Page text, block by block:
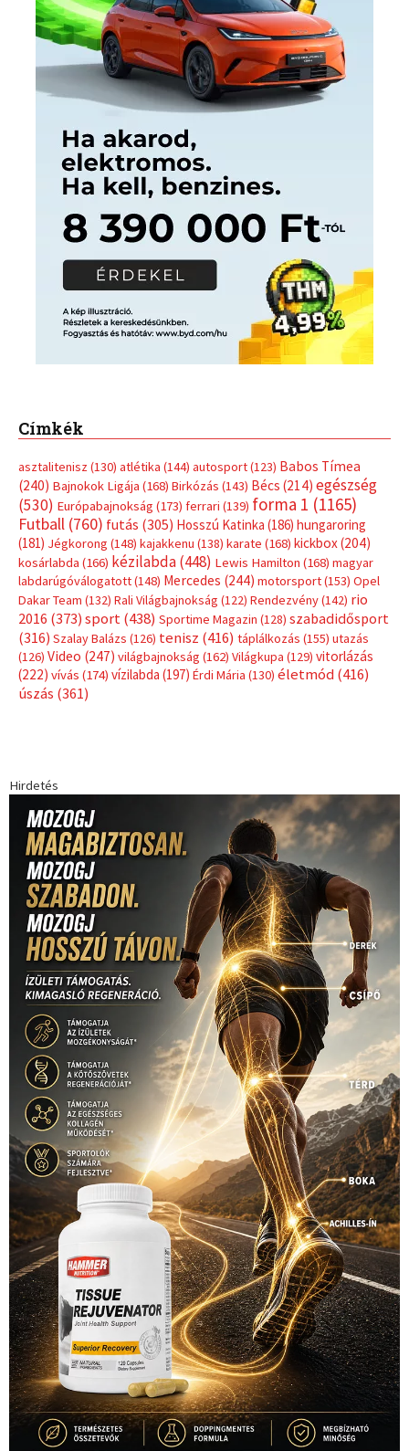
Címkék
asztalitenisz (130) atlétika (144) autosport(123) Babos Tímea
(240) Bajnokok Ligája (168) Birkózás (143) Bécs (214) egészség
(530) Európabajnokság (173) ferrari (139) forma 1 (1165)
Futball (760) futás (305) Hosszú Katinka (186) hungaroring
(181) Jégkorong (148) kajakkenu (138) karate (168) kickbox(204)
kosárlabda (166) kézilabda(448) Lewis Hamilton (168) magyar
labdarúgóválogatott(148) Mercedes (244) motorsport(153) Opel
Dakar Team (132) Rali Világbajnokság (122) Rendezvény(142) rio
2016 (373) sport(438) Sportime Magazin (128) szabadidősport
(316) Szalay Balázs (126) tenisz (416) táplálkozás (155) utazás
(126) Video (247) világbajnokság (162) Világkupa (129) vitorlázás
(222) vívás (174) vízilabda (197) Érdi Mária (130) életmód(416)
úszás (361)
Hirdetés